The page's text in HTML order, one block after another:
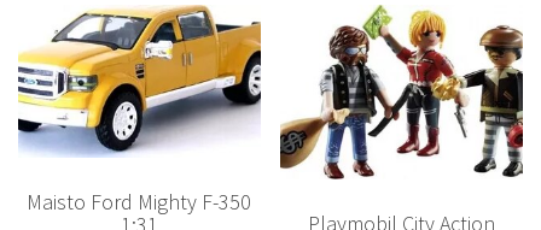
Maisto Ford Mighty F-350
1:31
Playmobil City Action